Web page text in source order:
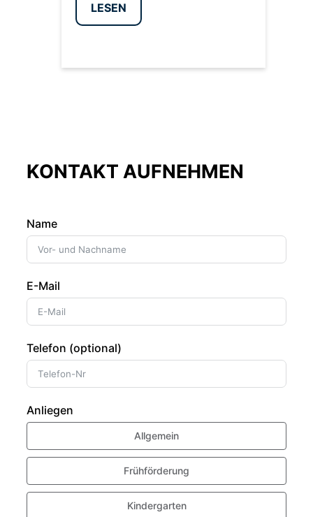
LESEN
KONTAKT AUFNEHMEN
Name
E-Mail
Telefon (optional)
Anliegen
Allgemein
Frühförderung
Kindergarten